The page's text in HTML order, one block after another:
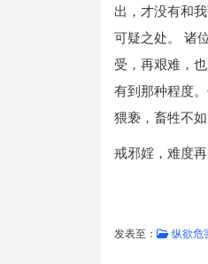
出，才没有和
可疑之处。 诸
受，再艰难，
有到那种程度
猥亵，畜牲不
戒邪婬，难度
发表至： 纵欲危